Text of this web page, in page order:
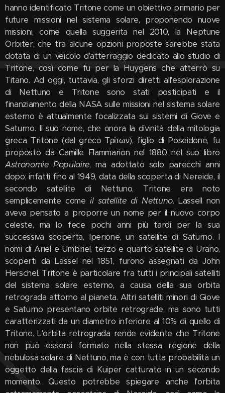
hanno identificato Tritone come un obiettivo primario per
future missioni nel sistema solare, proponendo nuove
missioni, come quella suggerita nel 2010, la Neptune
Orbiter, che tra alcune opzioni proposte sarebbe stata
dotata di un veicolo d'atterraggio dedicato allo studio di
Tritone, così come fu per la Huygens che atterrò su
Titano. Ad oggi, tuttavia, gli sforzi diretti all'esplorazione
di Nettuno e Tritone sono stati posticipati e il
finanziamento della NASA sulle missioni nel sistema solare
esterno è attualmente focalizzata sui sistemi di Giove e
Saturno. Il suo nome, che onora la divinità della mitologia
greca Tritone (dal greco Τρίτων), figlio di Poseidone, fu
proposto da Camille Flammarion nel 1880 nel suo libro
Astronomie Populaire, ma adottato solo parecchi anni
dopo; infatti fino al 1949, data della scoperta di Nereide, il
secondo satellite di Nettuno, Tritone era noto
semplicemente come il satellite di Nettuno. Lassell non
aveva pensato a proporre un nome per il nuovo corpo
celeste, ma lo fece pochi anni più tardi per la sua
successiva scoperta, Iperione, un satellite di Saturno. I
nomi di Ariel e Umbriel, terzo e quarto satellite di Urano,
scoperti da Lassel nel 1851, furono assegnati da John
Herschel. Tritone è particolare fra tutti i principali satelliti
del sistema solare esterno, a causa della sua orbita
retrograda attorno al pianeta. Altri satelliti minori di Giove
e Saturno presentano orbite retrograde, ma sono tutti
caratterizzati da un diametro inferiore al 10% di quello di
Tritone. L'orbita retrograda rende evidente che Tritone
non può essersi formato nella stessa regione della
nebulosa solare di Nettuno, ma è con tutta probabilità un
oggetto della fascia di Kuiper catturato in un secondo
momento. Questo potrebbe spiegare anche l'orbita